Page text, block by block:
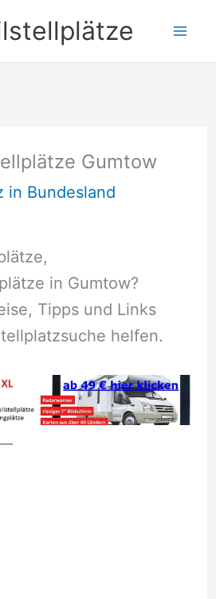
Gumtow
in Bundesland
in Gumtow?
Tipps und Links
helfen.